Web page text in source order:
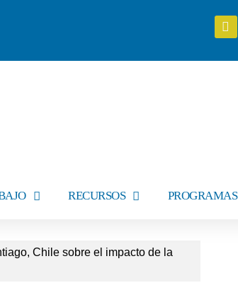
RECURSOS PROGRAMAS
Chile sobre el impacto de la